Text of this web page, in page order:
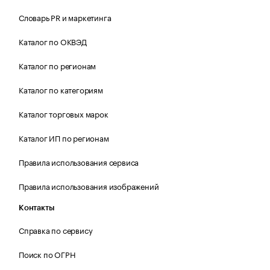
Словарь PR и маркетинга
Каталог по ОКВЭД
Каталог по регионам
Каталог по категориям
Каталог торговых марок
Каталог ИП по регионам
Правила использования сервиса
Правила использования изображений
Контакты
Справка по сервису
Поиск по ОГРН